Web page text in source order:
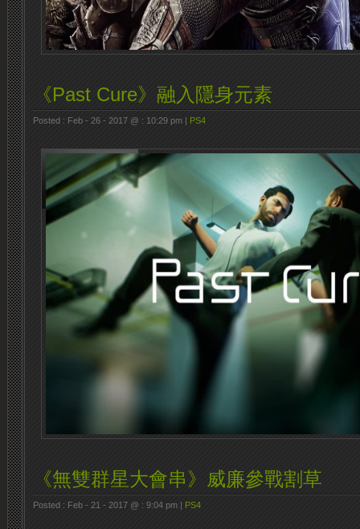
《Past Cure》融入隱身元素
Posted : Feb - 26 - 2017 @ : 10:29 pm | PS4
《無雙群星大會串》威廉參戰割草
Posted : Feb - 21 - 2017 @ : 9:04 pm | PS4